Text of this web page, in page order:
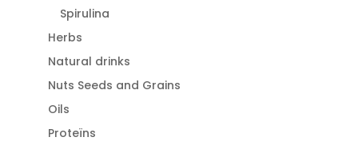
Spirulina
Herbs
Natural drinks
Nuts Seeds and Grains
Oils
Proteïns